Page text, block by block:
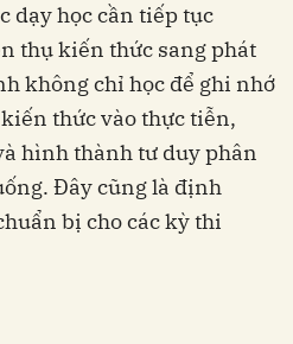
dạy học cần tiếp tục
thụ kiến thức sang phát
không chỉ học để ghi nhớ
thức vào thực tiễn,
hình thành tư duy phân
Đây cũng là định
bị cho các kỳ thi